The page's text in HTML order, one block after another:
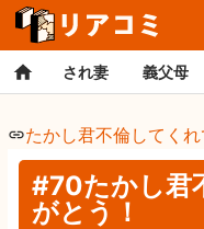
され妻 義父母
たかし君不倫してく
#70たかし君
がとう！